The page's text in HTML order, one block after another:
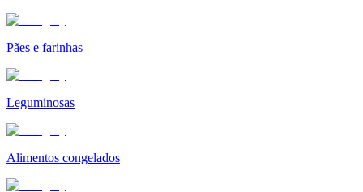
Pães e farinhas
Leguminosas
Alimentos congelados